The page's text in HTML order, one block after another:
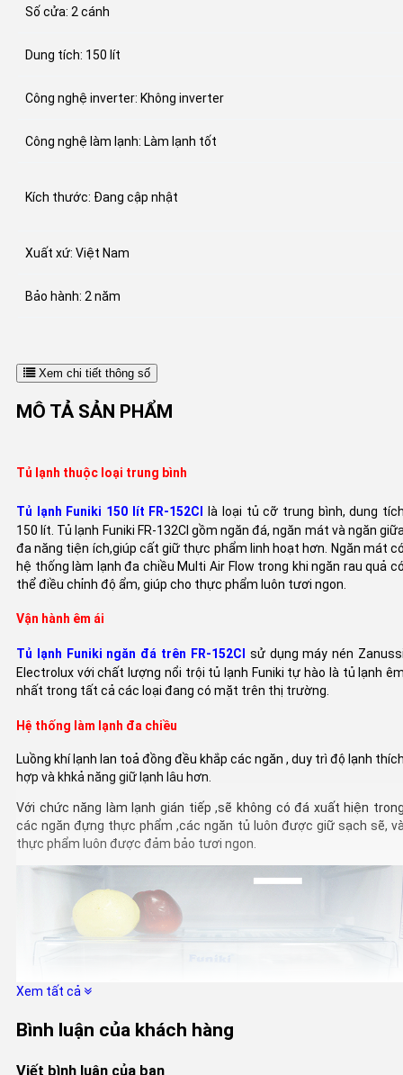
Số cửa: 2 cánh
Dung tích: 150 lít
Công nghệ inverter: Không inverter
Công nghệ làm lạnh: Làm lạnh tốt
Kích thước: Đang cập nhật
Xuất xứ: Việt Nam
Bảo hành: 2 năm
Xem chi tiết thông số
MÔ TẢ SẢN PHẨM
Tủ lạnh thuộc loại trung bình
Tủ lạnh Funiki 150 lít FR-152CI
là loại tủ cỡ trung bình, dung
150 lít. Tủ lạnh Funiki FR-132CI gồm ngăn đá, ngăn mát và ngăn
đa năng tiện ích,giúp cất giữ thực phẩm linh hoạt hơn. Ngăn mát
hệ thống làm lạnh đa chiều Multi Air Flow trong khi ngăn rau quả
thể điều chỉnh độ ẩm, giúp cho thực phẩm luôn tươi ngon.
Vận hành êm ái
Tủ lạnh Funiki ngăn đá trên FR-152CI
sử dụng máy nén
Electrolux với chất lượng nổi trội tủ lạnh Funiki tự hào là tủ lạnh
nhất trong tất cả các loại đang có mặt trên thị trường.
Hệ thống làm lạnh đa chiều
Luồng khí lạnh lan toả đồng đều khắp các ngăn , duy trì độ lạnh
hợp và khkả năng giữ lạnh lâu hơn.
Với chức năng làm lạnh gián tiếp ,sẽ không có đá xuất hiện
các ngăn đựng thực phẩm ,các ngăn tủ luôn được giữ sạch sẽ,
thực phẩm luôn được đảm bảo tươi ngon.
Xem tất cả
Bình luận của khách hàng
Viết bình luận của bạn